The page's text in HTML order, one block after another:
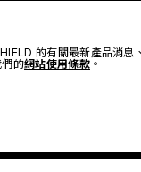
的有關最新產品消
的網站使用條款。